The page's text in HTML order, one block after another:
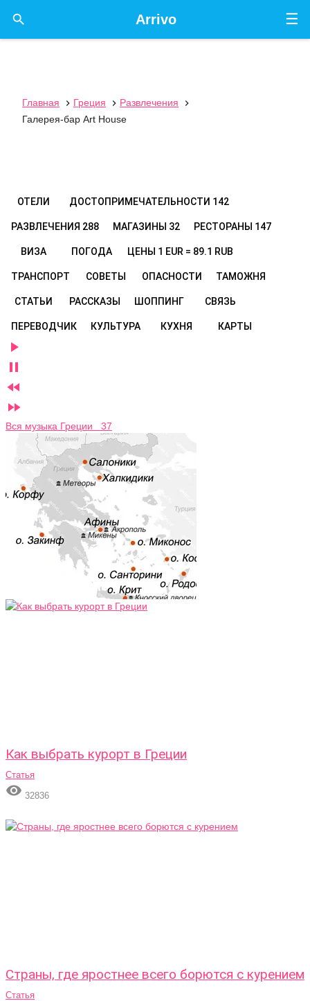
☰
Arrivo

Главная  Греция  Развлечения

Галерея-бар Art House
ОТЕЛИ ДОСТОПРИМЕЧАТЕЛЬНОСТИ 142
РАЗВЛЕЧЕНИЯ 288 МАГАЗИНЫ 32 РЕСТОРАНЫ 147
ВИЗА ПОГОДА ЦЕНЫ 1 EUR = 89.1 RUB
ТРАНСПОРТ СОВЕТЫ ОПАСНОСТИ ТАМОЖНЯ
СТАТЬИ РАССКАЗЫ ШОППИНГ СВЯЗЬ
ПЕРЕВОДЧИК КУЛЬТУРА КУХНЯ КАРТЫ




Вся музыка Греции 37
Как выбрать курорт в Греции
Статья
 32836
Страны, где яростнее всего борются с курением
Статья